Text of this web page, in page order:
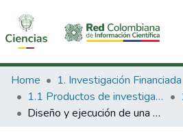
Communities & Collections
All of DSpace
Home
1.1 Productos de investigación
Diseño y ejecución de una plataforma de toma de decisiones multiobjetivo para la planificación de operaciones constructoras de AM CARIBE LTDA.